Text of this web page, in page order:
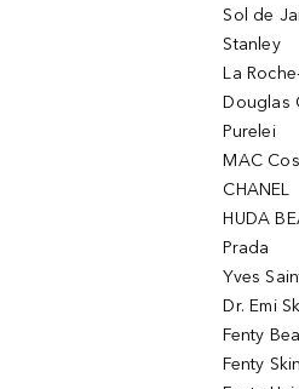
Sol de
Stanley
La
Douglas
Purelei
MAC
CHANEL
HUDA
Prada
Yves
Dr. Emi
Fenty
Fenty Skin